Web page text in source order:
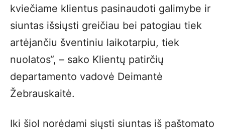
kviečiame klientus pasinaudoti galimybe ir
siuntas išsiųsti greičiau bei patogiau tiek
artėjančiu šventiniu laikotarpiu, tiek
nuolatos“, – sako Klientų patirčių
departamento vadovė Deimantė
Žebrauskaitė.
Iki šiol norėdami siųsti siuntas iš paštomato